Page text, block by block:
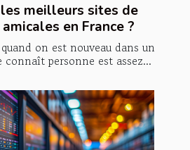
meilleurs sites de
en France ?
on est nouveau dans un
personne est assez...